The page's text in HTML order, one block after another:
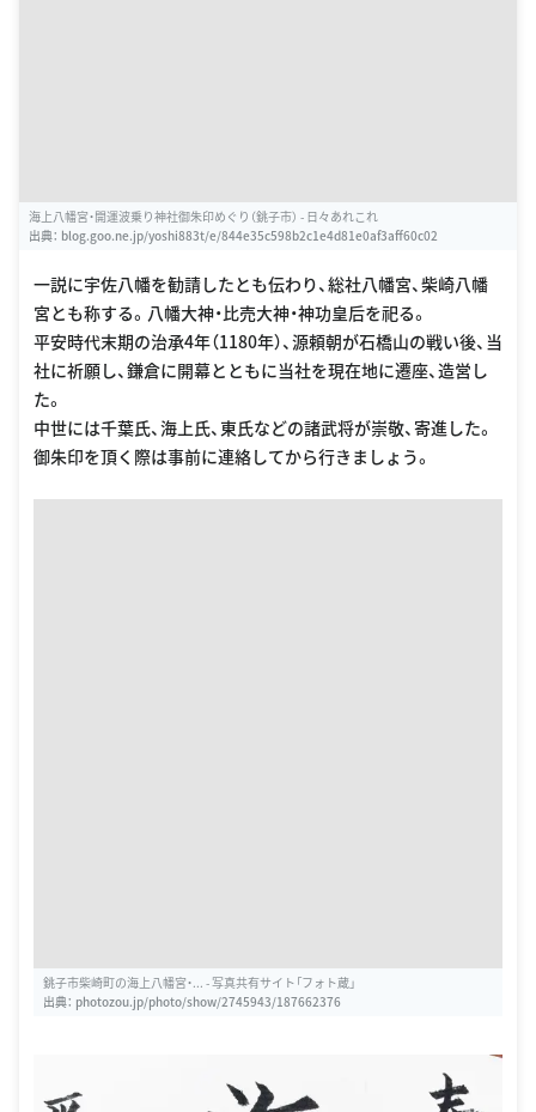
海上八幡宮・開運波乗り神社御朱印めぐり（銚子市） - 日々あれこれ
出典： blog.goo.ne.jp/yoshi883t/e/844e35c598b2c1e4d81e0af3aff60c02
一説に宇佐八幡を勧請したとも伝わり、総社八幡宮、柴崎八幡
宮とも称する。八幡大神・比売大神・神功皇后を祀る。
平安時代末期の治承4年（1180年）、源頼朝が石橋山の戦い後、当
社に祈願し、鎌倉に開幕とともに当社を現在地に遷座、造営し
た。
中世には千葉氏、海上氏、東氏などの諸武将が崇敬、寄進した。
御朱印を頂く際は事前に連絡してから行きましょう。
銚子市柴崎町の海上八幡宮・... - 写真共有サイト「フォト蔵」
出典： photozou.jp/photo/show/2745943/187662376